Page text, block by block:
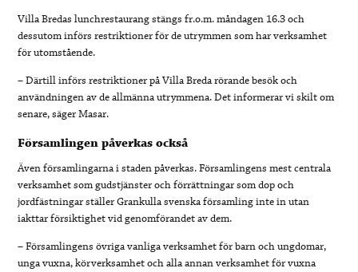
Villa Bredas lunchrestaurang stängs fr.o.m. måndagen 16.3 och
dessutom införs restriktioner för de utrymmen som har verksamhet
för utomstående.
–Därtill införs restriktioner på Villa Breda rörande besök och
användningen av de allmänna utrymmena. Det informerar vi skilt om
senare, säger Masar.
Församlingen påverkas också
Även församlingarna i staden påverkas. Församlingens mest centrala
verksamhet som gudstjänster och förrättningar som dop och
jordfästningar ställer Grankulla svenska församling inte in utan
iakttar försiktighet vid genomförandet av dem.
– Församlingens övriga vanliga verksamhet för barn och ungdomar,
unga vuxna, körverksamhet och alla annan verksamhet för vuxna